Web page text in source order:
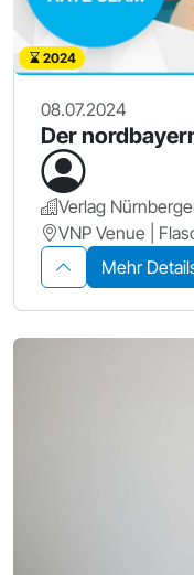
2024
08.07.2024
Der
Verlag
VNP Venue |
Mehr